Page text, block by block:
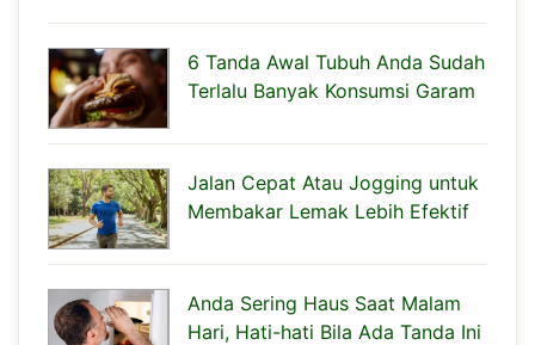
6 Tanda Awal Tubuh Anda Sudah
Terlalu Banyak Konsumsi Garam
Jalan Cepat Atau Jogging untuk
Membakar Lemak Lebih Efektif
Anda Sering Haus Saat Malam
Hari, Hati-hati Bila Ada Tanda Ini